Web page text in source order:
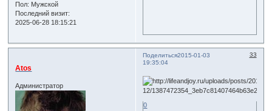
Пол: Мужской
Последний визит:
2025-06-28 18:15:21
Поделиться 33
2015-01-03
19:35:04
Atos
Администратор
0